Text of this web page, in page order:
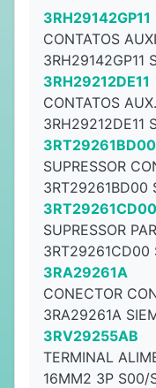
3RH29142GP11
CONTATOS
3RH29142GP11
3RH29212DE11
CONTATOS
3RH29212DE11
3RT29261BD00
SUPRESSOR
3RT29261BD00
3RT29261CD00
SUPRESSOR
3RT29261CD00
3RA29261A
CONECTOR
3RA29261A
3RV29255AB
TERMINAL
16MM2 3P S00/